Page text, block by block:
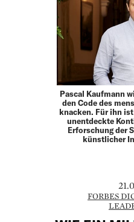
Pascal Kaufmann
den Code des
knacken. Für ihn
unentdeckte
Erforschung der
künstlicher
FORBES